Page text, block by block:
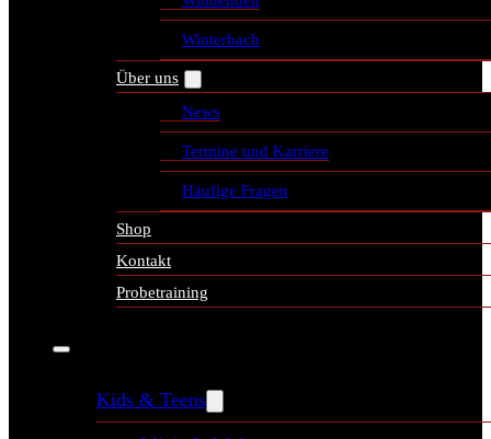
Winterbach
Über uns
News
Termine und Karriere
Häufige Fragen
Shop
Kontakt
Probetraining
Kids & Teens